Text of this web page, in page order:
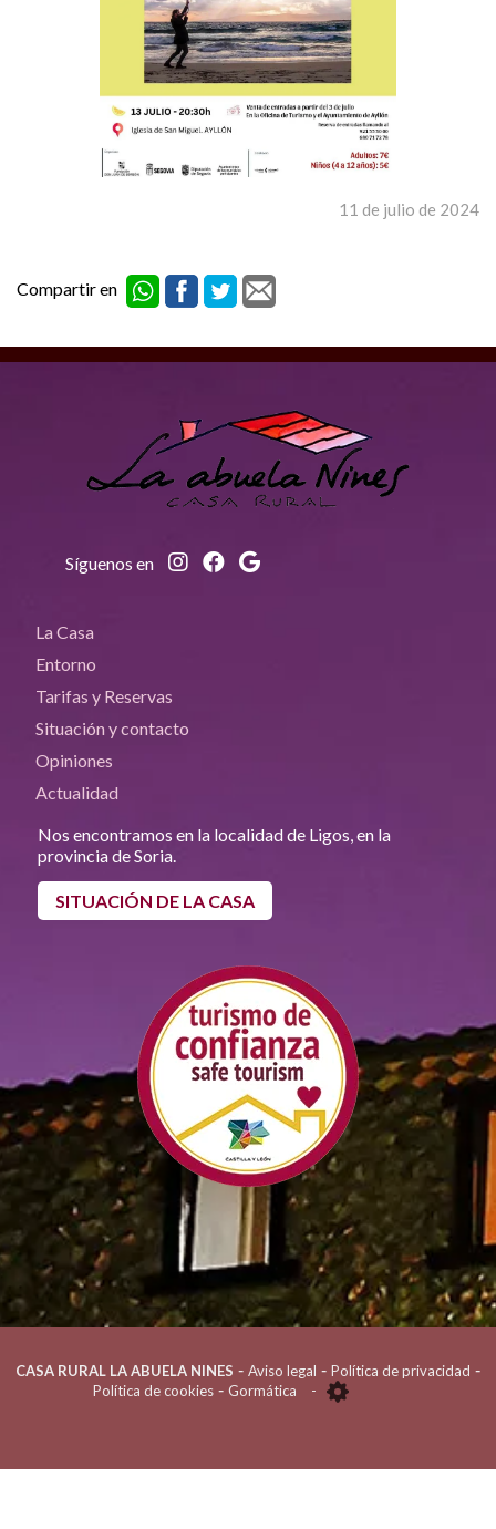
11 de julio de 2024
Compartir en
Síguenos en
La Casa
Entorno
Tarifas y Reservas
Situación y contacto
Opiniones
Actualidad
Nos encontramos en la localidad de Ligos, en la
provincia de Soria.
SITUACIÓN DE LA CASA
CASA RURAL LA ABUELA NINES - Aviso legal - Política de privacidad -
Política de cookies- Gormática -